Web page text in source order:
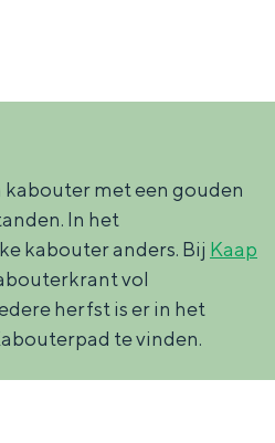
e
kabouter met een gouden
In het
kabouter anders. Bij Kaap
vol
herfst is er in het
te vinden.